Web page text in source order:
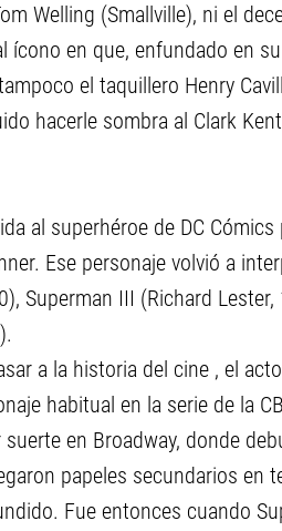
Welling (Smallville), ni el
ícono en que, enfundado en
el taquillero Henry
hacerle sombra al Clark
al superhéroe de DC
Ese personaje volvió a
Superman III (Richard
a la historia del cine , el
habitual en la serie de la
suerte en Broadway, donde
papeles secundarios en
Fue entonces cuando